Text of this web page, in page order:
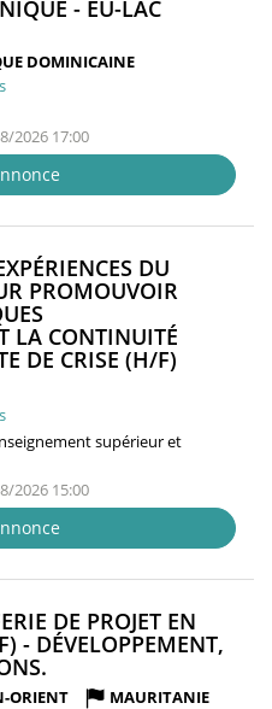
- EU-LAC
DOMINICAINE
2026 17:00
DU
PROMOUVOIR
LA CONTINUITÉ
DE CRISE (H/F)
supérieur et
2026 15:00
DE PROJET EN
- DÉVELOPPEMENT,
FENÊTRE)
ORIENT
MAURITANIE